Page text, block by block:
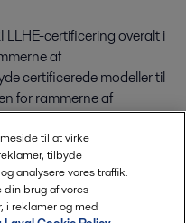
LLHE-certificering overalt i
af
certificerede modeller til
for rammerne af
er angivet i
af, at
til at virke
tilbyde
analysere vores traffik.
brug af vores
i reklamer og med